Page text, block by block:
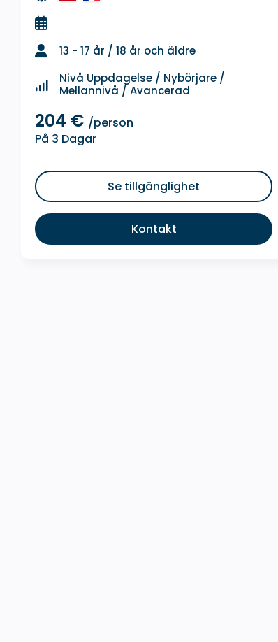
13 - 17 år / 18 år och äldre
Nivå Uppdagelse / Nybörjare /
Mellannivå / Avancerad
204 € /person
På 3 Dagar
Se tillgänglighet
Kontakt